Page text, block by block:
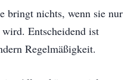
bringt nichts, wenn sie nur
Entscheidend ist
Regelmäßigkeit.